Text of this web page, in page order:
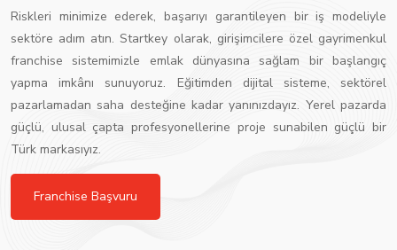
Riskleri minimize ederek, başarıyı garantileyen bir iş modeliyle
sektöre adım atın. Startkey olarak, girişimcilere özel gayrimenkul
franchise sistemimizle emlak dünyasına sağlam bir başlangıç
yapma imkânı sunuyoruz. Eğitimden dijital sisteme, sektörel
pazarlamadan saha desteğine kadar yanınızdayız. Yerel pazarda
güçlü, ulusal çapta profesyonellerine proje sunabilen güçlü bir
Türk markasıyız.
Franchise Başvuru